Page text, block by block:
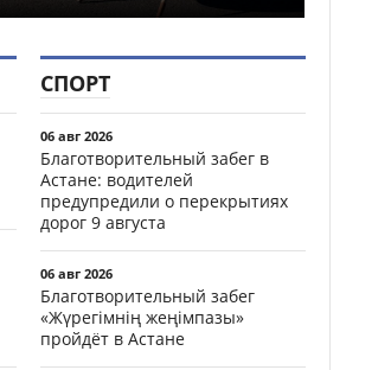
СПОРТ
06 авг 2026
Благотворительный забег в
Астане: водителей
предупредили о перекрытиях
дорог 9 августа
06 авг 2026
Благотворительный забег
«Жүрегімнің жеңімпазы»
пройдёт в Астане